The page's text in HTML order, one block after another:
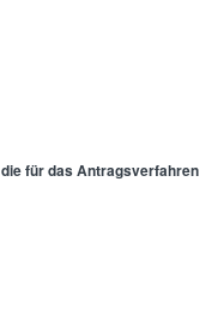
für das Antragsverfahren